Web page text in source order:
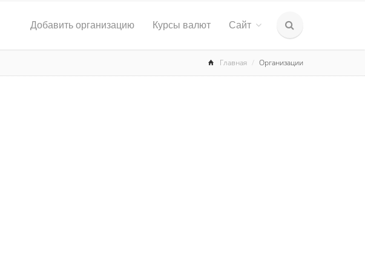
Добавить организацию Курсы валют Сайт
Главная Организации